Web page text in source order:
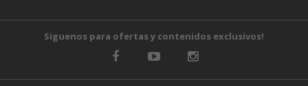
Siguenos para ofertas y contenidos exclusivos!